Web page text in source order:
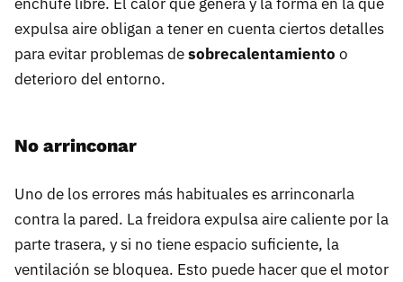
expulsa aire obligan a tener en cuenta ciertos detalles
para evitar problemas desobrecalentamiento o
deterioro del entorno.
No arrinconar
Uno de los errores más habituales es arrinconarla
contra la pared. La freidora expulsa aire caliente por la
parte trasera, y si no tiene espacio suficiente, la
ventilación se bloquea. Esto puede hacer que el motor